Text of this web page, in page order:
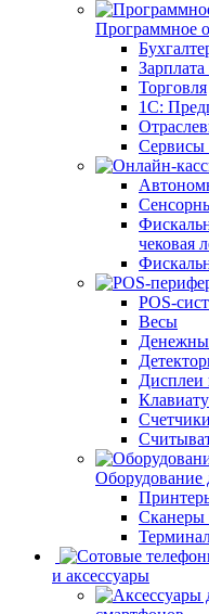
Программное
Торговля
1C:
Сервисы
чековая
POS-
Весы
Дисплеи
Оборудование
Сканеры
и аксессуары